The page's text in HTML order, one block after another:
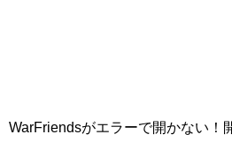
WarFriendsがエラーで開かない！